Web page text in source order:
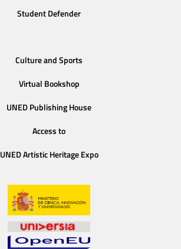
Student Defender
Culture and Sports
Virtual Bookshop
UNED Publishing House
Access to
UNED Artistic Heritage Expo